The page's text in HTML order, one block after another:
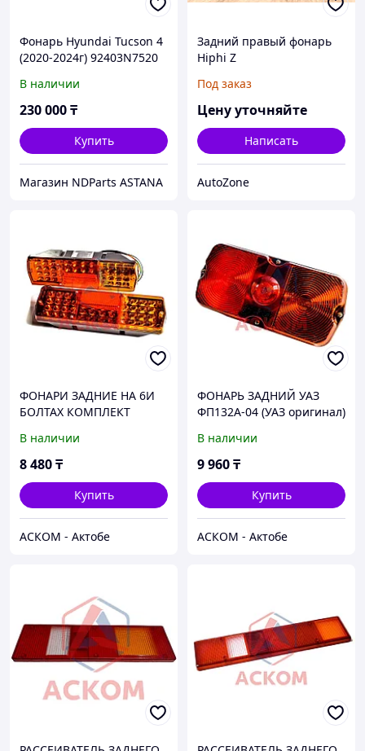
Фонарь Hyundai Tucson 4
(2020-2024г) 92403N7520
В наличии
230 000₸
Купить
Магазин NDParts ASTANA
Задний правый фонарь
Hiphi Z
Под заказ
Цену уточняйте
Написать
AutoZone
ФОНАРИ ЗАДНИЕ НА 6И
БОЛТАХ КОМПЛЕКТ
В наличии
8 480₸
Купить
АСКОМ - Актобе
ФОНАРЬ ЗАДНИЙ УАЗ
ФП132А-04 (УАЗ оригинал)
В наличии
9 960₸
Купить
АСКОМ - Актобе